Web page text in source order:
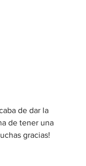
de dar la
de tener una
gracias!